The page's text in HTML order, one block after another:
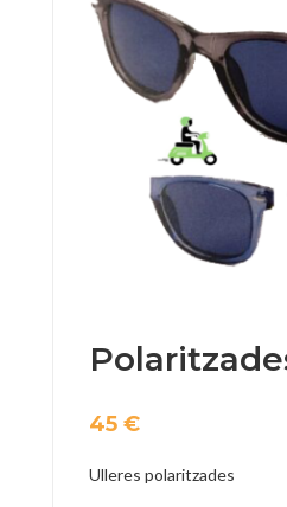
45 €
Ulleres polaritzades